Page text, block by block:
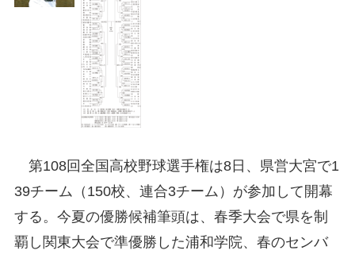
第108回全国高校野球選手権は8日、県営大宮で1
39チーム（150校、連合3チーム）が参加して開幕
する。今夏の優勝候補筆頭は、春季大会で県を制
覇し関東大会で準優勝した浦和学院、春のセンバ